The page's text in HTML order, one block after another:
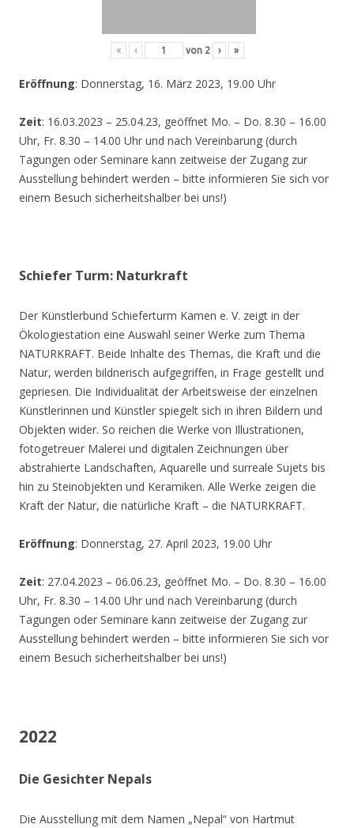
« ‹ von 2 › »
Eröffnung: Donnerstag, 16. März 2023, 19.00 Uhr
Zeit: 16.03.2023 – 25.04.23, geöffnet Mo. – Do. 8.30 – 16.00
Uhr, Fr. 8.30 – 14.00 Uhr und nach Vereinbarung (durch
Tagungen oder Seminare kann zeitweise der Zugang zur
Ausstellung behindert werden – bitte informieren Sie sich vor
einem Besuch sicherheitshalber bei uns!)
Schiefer Turm: Naturkraft
Der Künstlerbund Schieferturm Kamen e. V. zeigt in der
Ökologiestation eine Auswahl seiner Werke zum Thema
NATURKRAFT. Beide Inhalte des Themas, die Kraft und die
Natur, werden bildnerisch aufgegriffen, in Frage gestellt und
gepriesen. Die Individualität der Arbeitsweise der einzelnen
Künstlerinnen und Künstler spiegelt sich in ihren Bildern und
Objekten wider. So reichen die Werke von Illustrationen,
fotogetreuer Malerei und digitalen Zeichnungen über
abstrahierte Landschaften, Aquarelle und surreale Sujets bis
hin zu Steinobjekten und Keramiken. Alle Werke zeigen die
Kraft der Natur, die natürliche Kraft – die NATURKRAFT.
Eröffnung: Donnerstag, 27. April 2023, 19.00 Uhr
Zeit: 27.04.2023 – 06.06.23, geöffnet Mo. – Do. 8.30 – 16.00
Uhr, Fr. 8.30 – 14.00 Uhr und nach Vereinbarung (durch
Tagungen oder Seminare kann zeitweise der Zugang zur
Ausstellung behindert werden – bitte informieren Sie sich vor
einem Besuch sicherheitshalber bei uns!)
2022
Die Gesichter Nepals
Die Ausstellung mit dem Namen „Nepal“ von Hartmut